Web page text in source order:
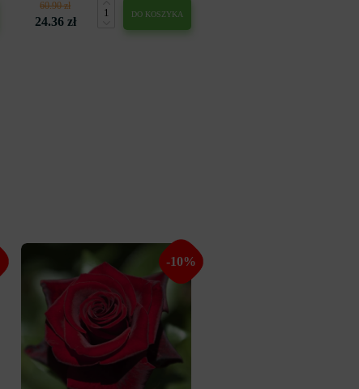
60.90 zł
24.36 zł
DO KOSZYKA
-10%